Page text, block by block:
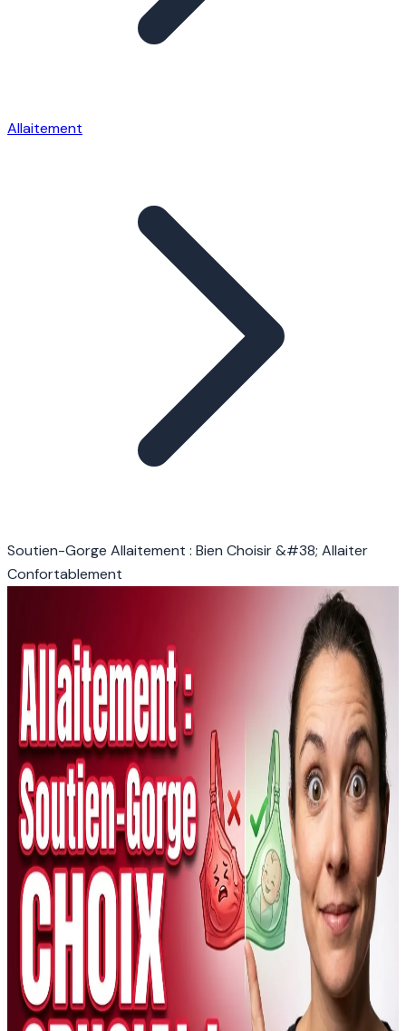
Allaitement
Soutien-Gorge Allaitement : Bien Choisir &#38; Allaiter
Confortablement